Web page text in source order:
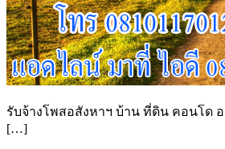
รับจ้างโพสอสังหาฯ บ้าน ที่ดิน คอนโด
[…]